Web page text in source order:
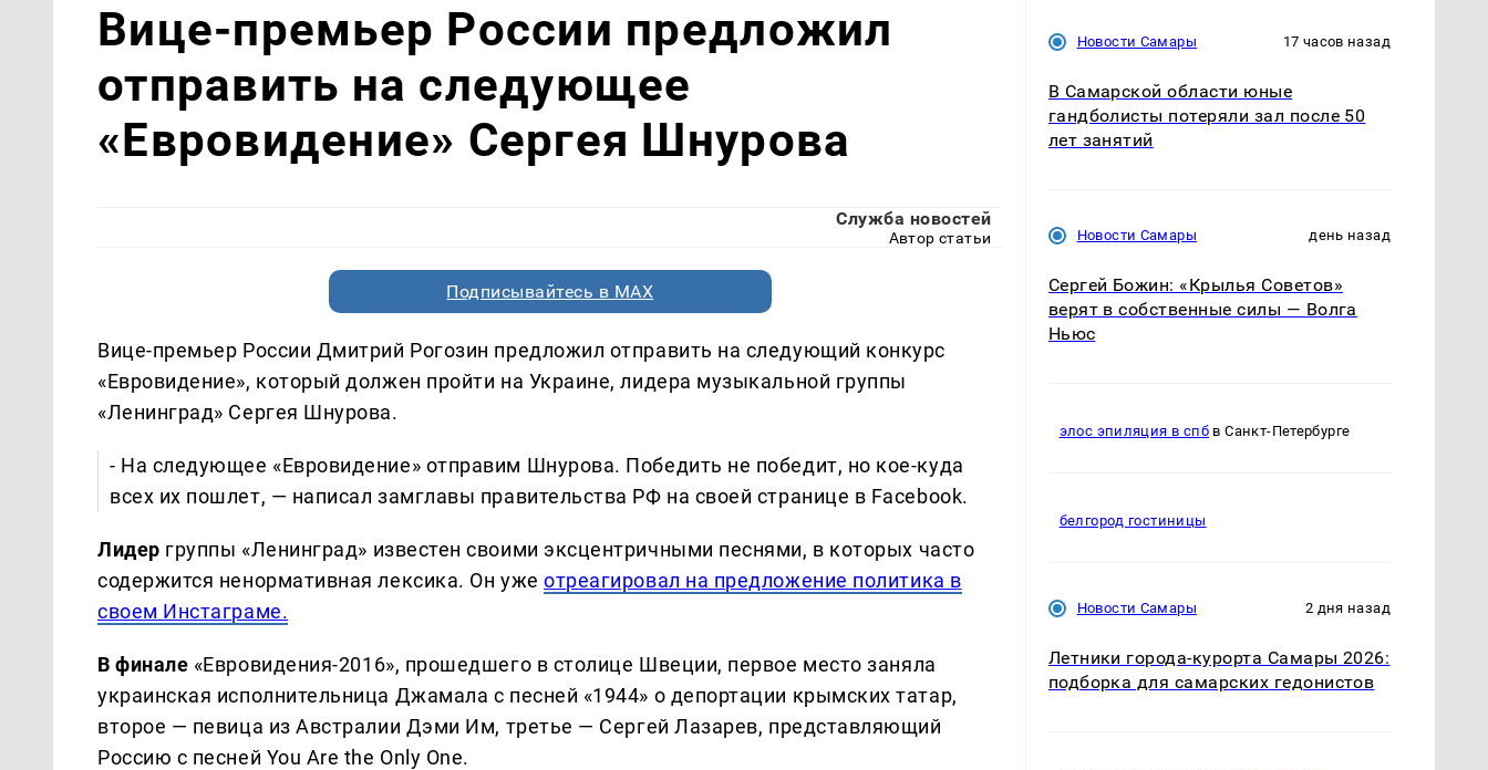
Вице-премьер России предложил
отправить на следующее
«Евровидение» Сергея Шнурова
Служба новостей
Автор статьи
Подписывайтесь в MAX
Вице-премьер России Дмитрий Рогозин предложил отправить на следующий конкурс
«Евровидение», который должен пройти на Украине, лидера музыкальной группы
«Ленинград» Сергея Шнурова.
- На следующее «Евровидение» отправим Шнурова. Победить не победит, но кое-куда
всех их пошлет, — написал замглавы правительства РФ на своей странице в Facebook.
Лидер группы «Ленинград» известен своими эксцентричными песнями, в которых часто
содержится ненормативная лексика. Он ужеотреагировал на предложение политика в
своем Инстаграме.
В финале «Евровидения-2016», прошедшего в столице Швеции, первое место заняла
украинская исполнительница Джамала с песней «1944» о депортации крымских татар,
второе — певица из Австралии Дэми Им, третье — Сергей Лазарев, представляющий
Россию с песней You Are the Only One.
Новости Самары 17 часов назад
В Самарской области юные
гандболисты потеряли зал после 50
лет занятий
Новости Самары день назад
Сергей Божин: «Крылья Советов»
верят в собственные силы — Волга
Ньюс
элос эпиляция в спб в Санкт-Петербурге
белгород гостиницы
Новости Самары 2 дня назад
Летники города-курорта Самары 2026:
подборка для самарских гедонистов